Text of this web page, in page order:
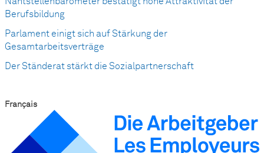
Berufsbildung
Parlament einigt sich auf Stärkung der
Gesamtarbeitsverträge
Der Ständerat stärkt die Sozialpartnerschaft
Français